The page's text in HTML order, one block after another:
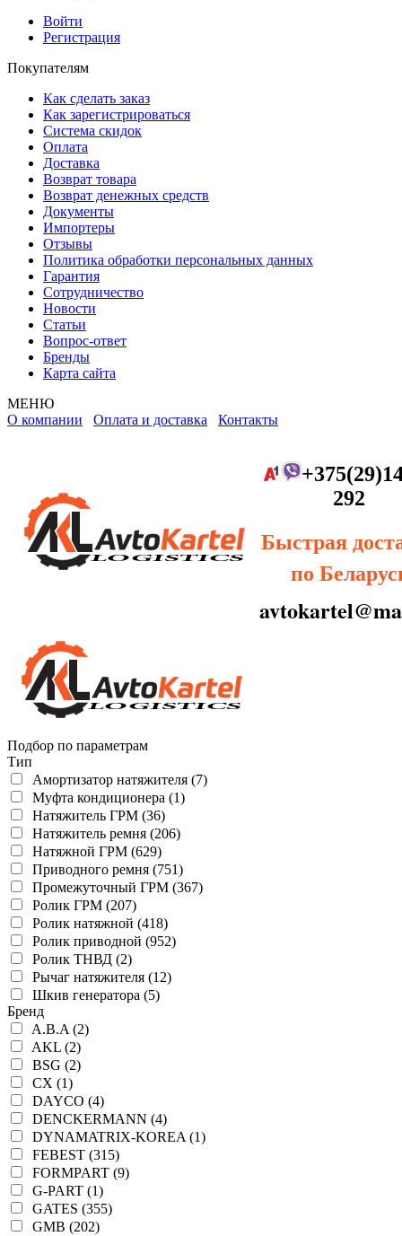
Войти
Регистрация
Покупателям
Как сделать заказ
Как зарегистрироваться
Система скидок
Оплата
Доставка
Возврат товара
Возврат денежных средств
Документы
Импортеры
Отзывы
Политика обработки персональных данных
Гарантия
Сотрудничество
Новости
Статьи
Вопрос-ответ
Бренды
Карта сайта
МЕНЮ
О компании Оплата и доставка Контакты
292
Быстрая
по
Подбор по параметрам
Тип
Амортизатор натяжителя (7)
Муфта кондиционера (1)
Натяжитель ГРМ (36)
Натяжитель ремня (206)
Натяжной ГРМ (629)
Приводного ремня (751)
Промежуточный ГРМ (367)
Ролик ГРМ (207)
Ролик натяжной (418)
Ролик приводной (952)
Ролик ТНВД (2)
Рычаг натяжителя (12)
Шкив генератора (5)
Бренд
A.B.A (2)
AKL (2)
BSG (2)
CX (1)
DAYCO (4)
DENCKERMANN (4)
DYNAMATRIX-KOREA (1)
FEBEST (315)
FORMPART (9)
G-PART (1)
GATES (355)
GMB (202)